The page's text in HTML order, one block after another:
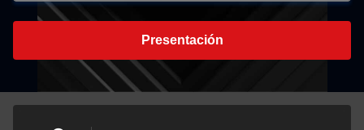
Presentación